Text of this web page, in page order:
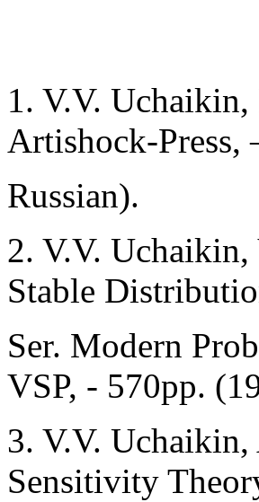
1. V.V.
Artishock-Press,
Russian).
2. V.V.
Stable
Ser. Modern
VSP, - 570pp.
3. V.V.
Sensitivity